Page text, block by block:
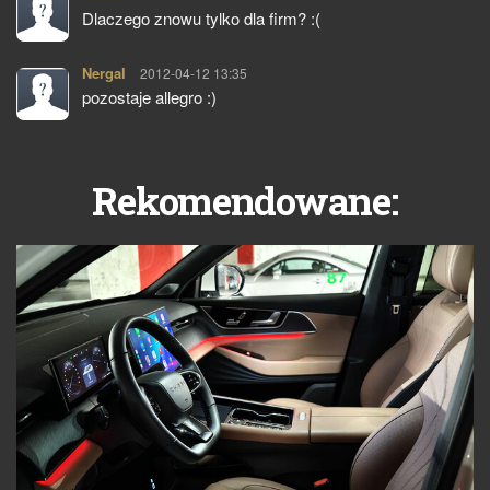
Dlaczego znowu tylko dla firm? :(
Nergal pisze:
2012-04-12 13:35
pozostaje allegro :)
Rekomendowane: